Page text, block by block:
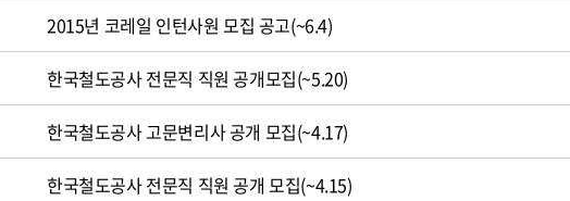
2015년 코레일 인턴사원 모집 공고(~6.4)
한국철도공사 전문직 직원 공개모집(~5.20)
한국철도공사 고문변리사 공개 모집(~4.17)
한국철도공사 전문직 직원 공개 모집(~4.15)